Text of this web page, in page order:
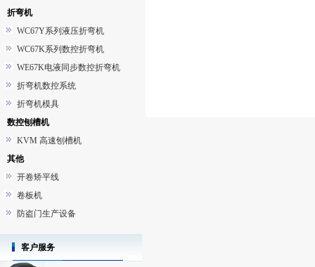
折弯机
WC67Y系列液压折弯机
WC67K系列数控折弯机
WE67K电液同步数控折弯机
折弯机数控系统
折弯机模具
数控刨槽机
KVM 高速刨槽机
其他
开卷矫平线
卷板机
防盗门生产设备
客户服务